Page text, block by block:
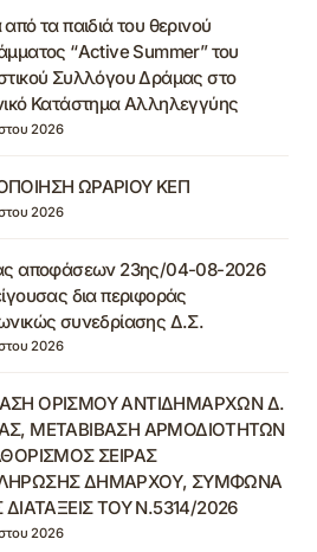
τα παιδιά του θερινού
“Active Summer” του
Συλλόγου Δράμας στο
Κατάστημα Αλληλεγγύης
2026
ΩΡΑΡΙΟΥ ΚΕΠ
2026
αποφάσεων 23ης/04-08-2026
δια περιφοράς
συνεδρίασης Δ.Σ.
2026
ΟΡΙΣΜΟΥ ΑΝΤΙΔΗΜΑΡΧΩΝ Δ.
ΜΕΤΑΒΙΒΑΣΗ ΑΡΜΟΔΙΟΤΗΤΩΝ
ΣΕΙΡΑΣ
ΔΗΜΑΡΧΟΥ, ΣΥΜΦΩΝΑ
ΔΙΑΤΑΞΕΙΣ ΤΟΥ Ν.5314/2026
2026